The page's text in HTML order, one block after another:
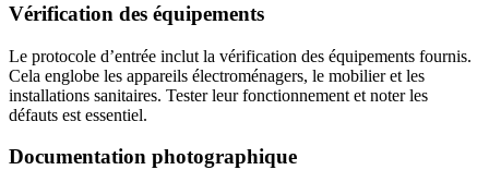
Vérification des équipements
Le protocole d’entrée inclut la vérification des équipements fournis.
Cela englobe les appareils électroménagers, le mobilier et les
installations sanitaires. Tester leur fonctionnement et noter les
défauts est essentiel.
Documentation photographique